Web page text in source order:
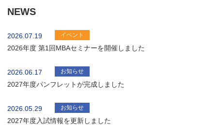
NEWS
2026.07.19 イベント
2026年度 第1回MBAセミナーを開催しました
2026.06.17 お知らせ
2027年度パンフレットが完成しました
2026.05.29 お知らせ
2027年度入試情報を更新しました